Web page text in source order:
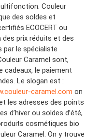
Couleur
des soldes et
ECOCERT ou
des prix réduits et des
le spécialiste
Caramel sont,
cadeaux, le paiement
Le slogan est :
caramel.com on
les adresses des points
d’hiver ou soldes d’été,
cosmétiques bio
Caramel. On y trouve